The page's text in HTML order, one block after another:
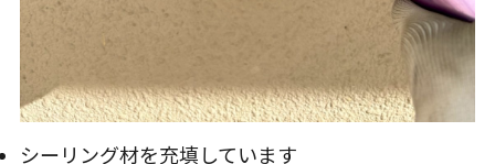
シーリング材を充填しています